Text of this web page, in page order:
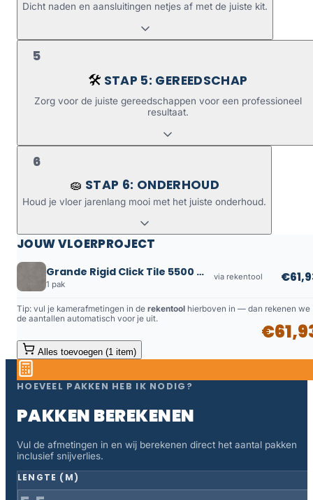
Dicht naden en aansluitingen netjes af met de juiste kit.
5
🛠️ STAP 5: GEREEDSCHAP
Zorg voor de juiste gereedschappen voor een professioneel
resultaat.
6
🧽 STAP 6: ONDERHOUD
Houd je vloer jarenlang mooi met het juiste onderhoud.
JOUW VLOERPROJECT
Grande Rigid Click Tile 5500 Marble Grey
1 pak
via rekentool
Tip: vul je kamerafmetingen in de rekentool hierboven in — dan rekenen we
de aantallen automatisch voor je uit.
Alles toevoegen (1 item)
HOEVEEL PAKKEN HEB IK NODIG?
PAKKEN BEREKENEN
Vul de afmetingen in en wij berekenen direct het aantal pakken
inclusief snijverlies.
LENGTE (M)